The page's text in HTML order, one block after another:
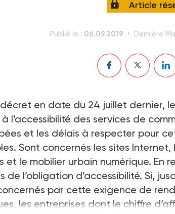
Article
Publié le : 06.09.2019 Dernière
en date du 24 juillet dernier,
l’accessibilité des services de
et les délais à respecter pour
Sont concernés les sites
et le mobilier urbain numérique. En
de l’obligation d’accessibilité. Si,
par cette exigence de
les entreprises dont le chiffre